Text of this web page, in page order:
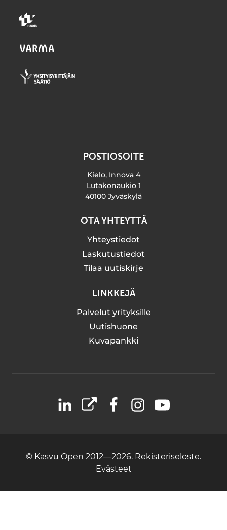
POSTIOSOITE
Kielo, Innova 4
Lutakonaukio 1
40100 Jyväskylä
OTA YHTEYTTÄ
Yhteystiedot
Laskutustiedot
Tilaa uutiskirje
LINKKEJÄ
Palvelut yrityksille
Uutishuone
Kuvapankki
LinkedIn
X FacebookInstagramYouTube
© Kasvu Open 2012—2026. Rekisteriseloste.
Evästeet